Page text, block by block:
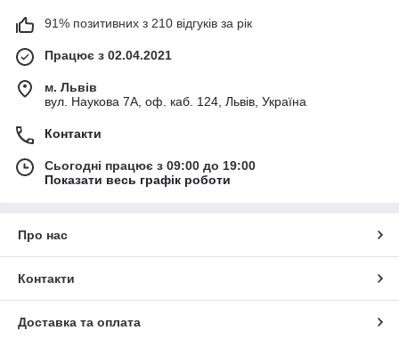
91% позитивних з 210 відгуків за рік
Працює з 02.04.2021
м. Львів
вул. Наукова 7А, оф. каб. 124, Львів, Україна
Контакти
Сьогодні працює з 09:00 до 19:00
Показати весь графік роботи
Про нас
Контакти
Доставка та оплата